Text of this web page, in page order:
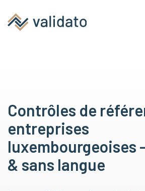
Contrôles de
entreprises
luxembourgeoises
& sans langue